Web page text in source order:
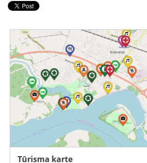
Tūrisma karte